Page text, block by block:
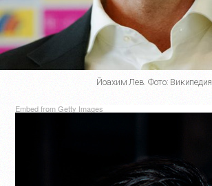
Йоахим Лев. Фото: Википедия
Embed from Getty Images